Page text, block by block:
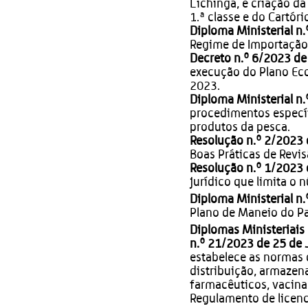
Lichinga, e criação
1.ª classe e do
Diploma Ministerial
Regime de
Decreto n.º 6/2023
execução do Plano
2023.
Diploma Ministerial
procedimentos
produtos da pesca.
Resolução n.º 2/2023
Boas Práticas de
Resolução n.º 1/2023
jurídico que limita o
Diploma Ministerial
Plano de Maneio do
Diplomas
n.º 21/2023 de 25 de
estabelece as
distribuição,
farmacêuticos,
Regulamento de